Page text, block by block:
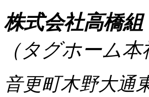
株式会社高橋組
（タグホーム本
音更町木野大通